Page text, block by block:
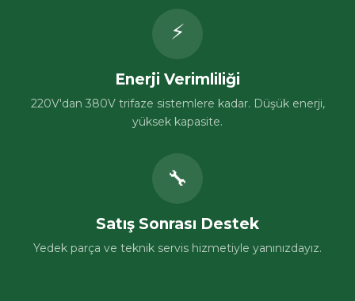
⚡
Enerji Verimliliği
220V'dan 380V trifaze sistemlere kadar. Düşük enerji,
yüksek kapasite.
🔧
Satış Sonrası Destek
Yedek parça ve teknik servis hizmetiyle yanınızdayız.